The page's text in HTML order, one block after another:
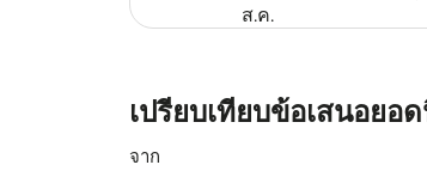
ส.ค.
เปรียบเทียบข้อเสนอยอ
จาก